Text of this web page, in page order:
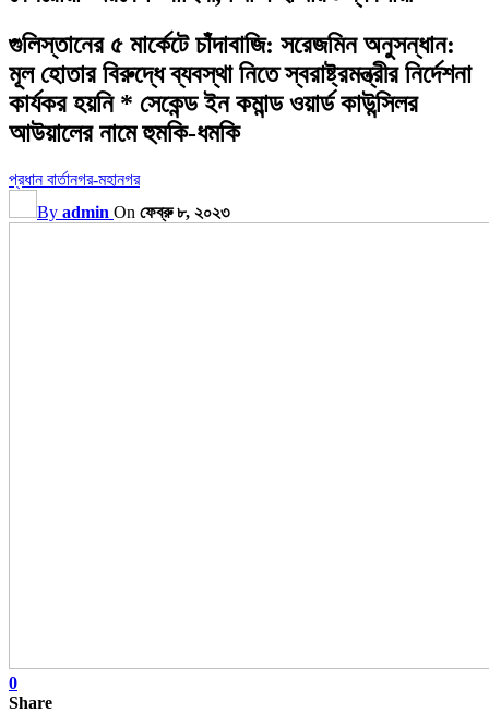
গুলিস্তানের ৫ মার্কেটে চাঁদাবাজি: সরেজমিন অনুসন্ধান:
মূল হোতার বিরুদ্ধে ব্যবস্থা নিতে স্বরাষ্ট্রমন্ত্রীর নির্দেশনা
কার্যকর হয়নি * সেকেন্ড ইন কমান্ড ওয়ার্ড কাউন্সিলর
আউয়ালের নামে হুমকি-ধমকি
প্রধান বার্তানগর-মহানগর
By admin On ফেব্রু ৮, ২০২৩
0
Share